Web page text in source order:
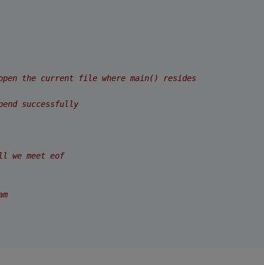
the current file where main() resides
successfully
we meet eof